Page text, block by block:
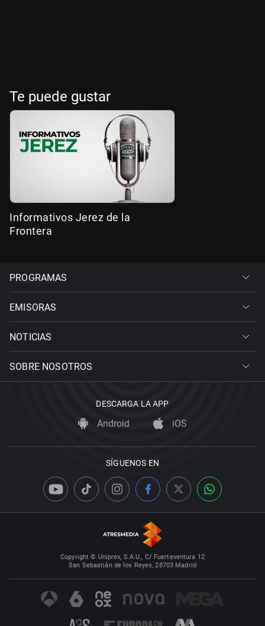
Te puede gustar
Informativos Jerez de la
Frontera
PROGRAMAS
EMISORAS
NOTICIAS
SOBRE NOSOTROS
DESCARGA LA APP
Android iOS
SÍGUENOS EN
Copyright © Uniprex, S.A.U., C/ Fuerteventura 12
San Sebastián de los Reyes, 28703 Madrid